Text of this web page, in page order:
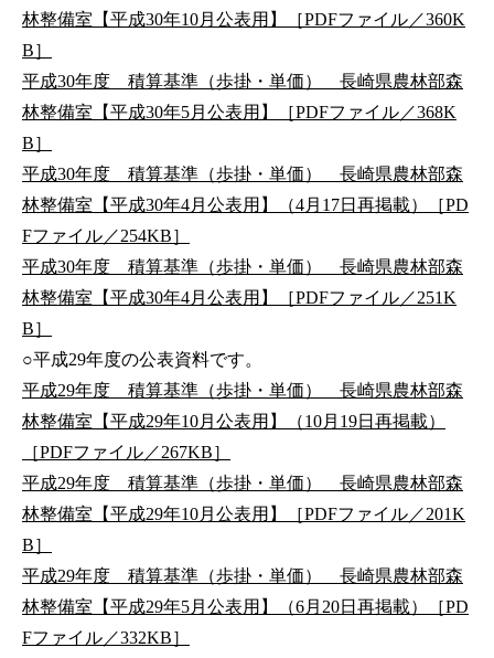
林整備室【平成30年10月公表用】［PDFファイル／360K
B］
平成30年度 積算基準（歩掛・単価） 長崎県農林部森
林整備室【平成30年5月公表用】［PDFファイル／368K
B］
平成30年度 積算基準（歩掛・単価） 長崎県農林部森
林整備室【平成30年4月公表用】（4月17日再掲載）［PD
Fファイル／254KB］
平成30年度 積算基準（歩掛・単価） 長崎県農林部森
林整備室【平成30年4月公表用】［PDFファイル／251K
B］
○平成29年度の公表資料です。
平成29年度 積算基準（歩掛・単価） 長崎県農林部森
林整備室【平成29年10月公表用】（10月19日再掲載）
［PDFファイル／267KB］
平成29年度 積算基準（歩掛・単価） 長崎県農林部森
林整備室【平成29年10月公表用】［PDFファイル／201K
B］
平成29年度 積算基準（歩掛・単価） 長崎県農林部森
林整備室【平成29年5月公表用】（6月20日再掲載）［PD
Fファイル／332KB］